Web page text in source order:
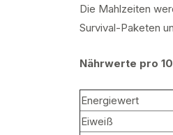
Die Mahlzeiten
Survival-Paketen
Nährwerte pro
Energiewert
Eiweiß